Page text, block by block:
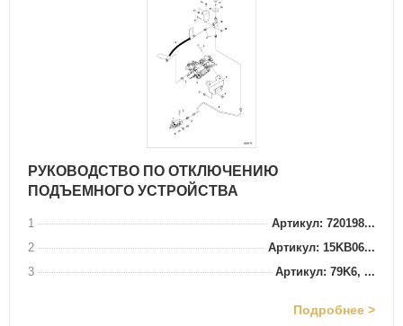
РУКОВОДСТВО ПО ОТКЛЮЧЕНИЮ
ПОДЪЕМНОГО УСТРОЙСТВА
1
Артикул: 720198...
2
Артикул: 15KB06...
3
Артикул: 79K6, ...
Подробнее >